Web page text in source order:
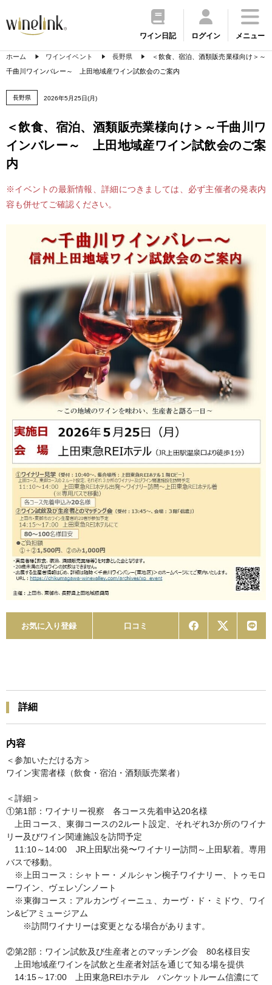
ワイン日記 ログイン メニュー
ホーム ワインイベント 長野県
＜飲食、宿泊、酒類販売業様向け＞～
千曲川ワインバレー～ 上田地域産ワイン試飲会のご案内
長野県 2026年5月25日(月)
＜飲食、宿泊、酒類販売業様向け＞～千曲川ワ
インバレー～ 上田地域産ワイン試飲会のご案
内
※イベントの最新情報、詳細につきましては、必ず主催者の発表内
容も併せてご確認ください。
お気に入り登録 口コミ
詳細
内容
＜参加いただける方＞
ワイン実需者様（飲食・宿泊・酒類販売業者）
＜詳細＞
①第1部：ワイナリー視察 各コース先着申込20名様
上田コース、東御コースの2ルート設定、それぞれ3か所のワイナ
リー及びワイン関連施設を訪問予定
11:10～14:00 JR上田駅出発〜ワイナリー訪問～上田駅着。専用
バスで移動。
※上田コース：シャトー・メルシャン椀子ワイナリー、トゥモロ
ーワイン、ヴェレゾンノート
※東御コース：アルカンヴィーニュ、カーヴ・ド・ミドウ、ワイ
ン&ビアミュージアム
※訪問ワイナリーは変更となる場合があります。
②第2部：ワイン試飲及び生産者とのマッチング会 80名様目安
上田地域産ワインを試飲と生産者対話を通じて知る場を提供
14:15～17:00 上田東急REIホテル バンケットルーム信濃にて